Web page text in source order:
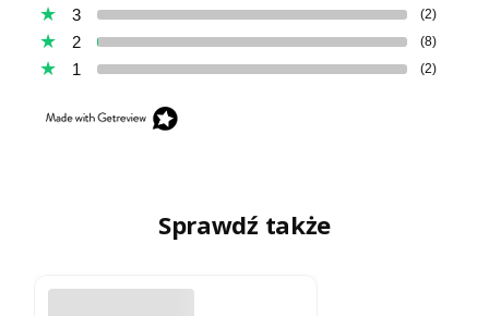
3 (2)
2 (8)
1 (2)
Sprawdź także